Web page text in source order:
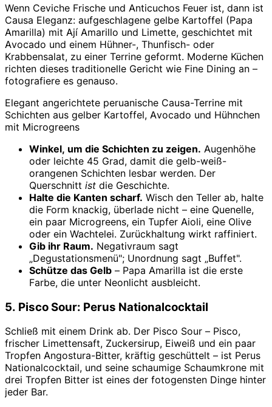
Wenn Ceviche Frische und Anticuchos Feuer ist, dann ist
Causa Eleganz: aufgeschlagene gelbe Kartoffel (Papa
Amarilla) mit Ají Amarillo und Limette, geschichtet mit
Avocado und einem Hühner-, Thunfisch- oder
Krabbensalat, zu einer Terrine geformt. Moderne Küchen
richten dieses traditionelle Gericht wie Fine Dining an –
fotografiere es genauso.
Elegant angerichtete peruanische Causa-Terrine mit
Schichten aus gelber Kartoffel, Avocado und Hühnchen
mit Microgreens
Winkel, um die Schichten zu zeigen. Augenhöhe
oder leichte 45 Grad, damit die gelb-weiß-
orangenen Schichten lesbar werden. Der
Querschnitt ist die Geschichte.
Halte die Kanten scharf. Wisch den Teller ab, halte
die Form knackig, überlade nicht – eine Quenelle,
ein paar Microgreens, ein Tupfer Aioli, eine Olive
oder ein Wachtelei. Zurückhaltung wirkt raffiniert.
Gib ihr Raum. Negativraum sagt
„Degustationsmenü"; Unordnung sagt „Buffet".
Schütze das Gelb – Papa Amarilla ist die erste
Farbe, die unter Neonlicht ausbleicht.
5. Pisco Sour: Perus Nationalcocktail
Schließ mit einem Drink ab. Der Pisco Sour – Pisco,
frischer Limettensaft, Zuckersirup, Eiweiß und ein paar
Tropfen Angostura-Bitter, kräftig geschüttelt – ist Perus
Nationalcocktail, und seine schaumige Schaumkrone mit
drei Tropfen Bitter ist eines der fotogensten Dinge hinter
jeder Bar.